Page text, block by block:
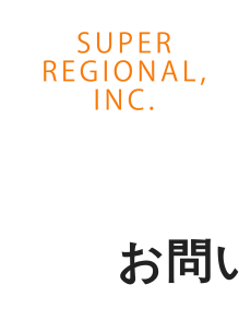
お問